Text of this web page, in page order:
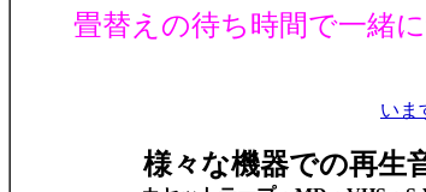
畳替えの待ち時間で一緒
いま
様々な機器での再生